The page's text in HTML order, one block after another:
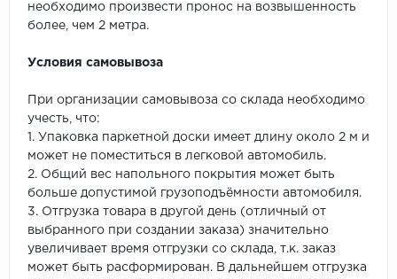
необходимо произвести пронос на возвышенность
более, чем 2 метра.
Условия самовывоза
При организации самовывоза со склада необходимо
учесть, что:
1. Упаковка паркетной доски имеет длину около 2 м и
может не поместиться в легковой автомобиль.
2. Общий вес напольного покрытия может быть
больше допустимой грузоподъёмности автомобиля.
3. Отгрузка товара в другой день (отличный от
выбранного при создании заказа) значительно
увеличивает время отгрузки со склада, т.к. заказ
может быть расформирован. В дальнейшем отгрузка